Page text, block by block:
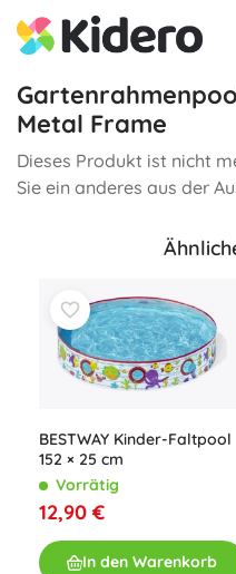
Metal Frame
Dieses Produkt ist nicht
Sie ein anderes aus der
BESTWAY Kinder-Faltpool
152 × 25 cm
Vorrätig
12,90 €
In den Warenkorb